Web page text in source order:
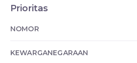
Prioritas
NOMOR
KEWARGANEGARAAN